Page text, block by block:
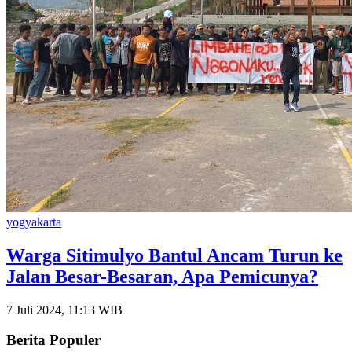
yogyakarta
Warga Sitimulyo Bantul Ancam Turun ke
Jalan Besar-Besaran, Apa Pemicunya?
7 Juli 2024, 11:13 WIB
Berita Populer